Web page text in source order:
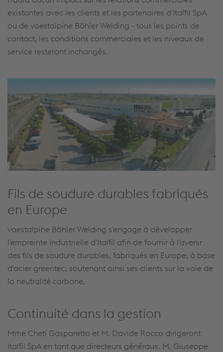
existantes avec les clients et les partenaires d'Italfil SpA
ou de voestalpine Böhler Welding - tous les points de
contact, les conditions commerciales et les niveaux de
service resteront inchangés.
Fils de soudure durables fabriqués
en Europe
voestalpine Böhler Welding s'engage à développer
l'empreinte industrielle d'Italfil afin de fournir à l'avenir
des fils de soudure durables, fabriqués en Europe, à base
d'acier greentec, soutenant ainsi ses clients sur la voie de
la neutralité carbone.
Continuité dans la gestion
Mme Cheti Gasparetto et M. Davide Rocco dirigeront
Italfil SpA en tant que directeurs généraux. M. Giuseppe